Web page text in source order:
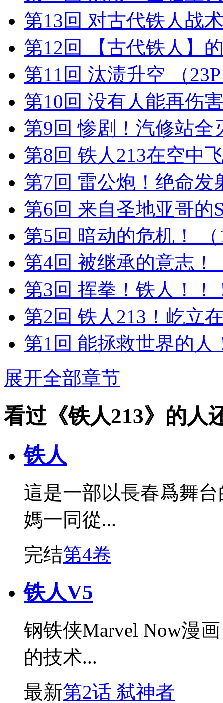
第13回 对古代铁人战
第12回 【古代铁人】
第11回 汰渍升空
（
第10回 没有人能再伤
第9回 惨剧！汽修站
第8回 铁人213在空中
第7回 雷公炮！绝命发
第6回 来自圣地亚哥的
第5回 暗动的危机！
第4回 被继承的意志！
第3回 挥拳！铁人！！
第2回 铁人213！屹立
第1回 能拯救世界的
展开全部章节
看过《铁人213》的人
铁人
這是一部以長春爲舞
媽一同從...
完结第4卷
铁人V5
钢铁侠Marvel Now漫
的技术...
最新第2话 弑神者